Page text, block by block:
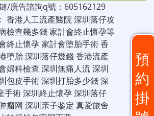
預
約
掛
/廣告諮詢q號：605162129
香港人工流產醫院深圳落仔攻
檢查幾多錢家計會終止懷孕等
終止懷孕家計會堕胎手術香
堕胎深圳落仔幾錢香港流產
婦科檢查 深圳無痛人流深圳
包皮手術深圳打胎多少錢深
手術深圳終止懷孕深圳落仔
瘤网 深圳亲子鉴定 真爱旅舍